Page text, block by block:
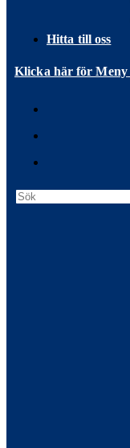
Hitta till oss
Klicka här för Meny